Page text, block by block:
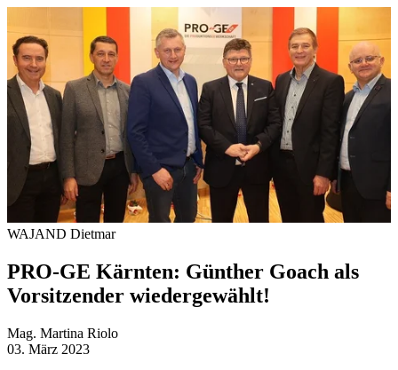
WAJAND Dietmar
PRO-GE Kärnten: Günther Goach als
Vorsitzender wiedergewählt!
Mag. Martina Riolo
03. März 2023